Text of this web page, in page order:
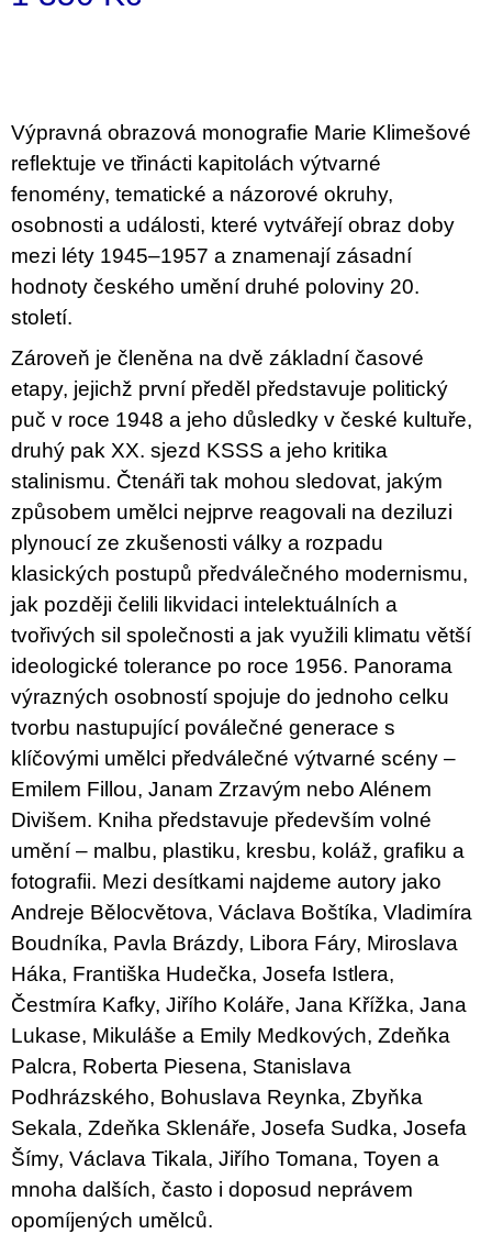
Výpravná obrazová monografie Marie Klimešové
reflektuje ve třinácti kapitolách výtvarné
fenomény, tematické a názorové okruhy,
osobnosti a události, které vytvářejí obraz doby
mezi léty 1945–1957 a znamenají zásadní
hodnoty českého umění druhé poloviny 20.
století.
Zároveň je členěna na dvě základní časové
etapy, jejichž první předěl představuje politický
puč v roce 1948 a jeho důsledky v české kultuře,
druhý pak XX. sjezd KSSS a jeho kritika
stalinismu. Čtenáři tak mohou sledovat, jakým
způsobem umělci nejprve reagovali na deziluzi
plynoucí ze zkušenosti války a rozpadu
klasických postupů předválečného modernismu,
jak později čelili likvidaci intelektuálních a
tvořivých sil společnosti a jak využili klimatu větší
ideologické tolerance po roce 1956. Panorama
výrazných osobností spojuje do jednoho celku
tvorbu nastupující poválečné generace s
klíčovými umělci předválečné výtvarné scény –
Emilem Fillou, Janam Zrzavým nebo Alénem
Divišem. Kniha představuje především volné
umění – malbu, plastiku, kresbu, koláž, grafiku a
fotografii. Mezi desítkami najdeme autory jako
Andreje Bělocvětova, Václava Boštíka, Vladimíra
Boudníka, Pavla Brázdy, Libora Fáry, Miroslava
Háka, Františka Hudečka, Josefa Istlera,
Čestmíra Kafky, Jiřího Koláře, Jana Křížka, Jana
Lukase, Mikuláše a Emily Medkových, Zdeňka
Palcra, Roberta Piesena, Stanislava
Podhrázského, Bohuslava Reynka, Zbyňka
Sekala, Zdeňka Sklenáře, Josefa Sudka, Josefa
Šímy, Václava Tikala, Jiřího Tomana, Toyen a
mnoha dalších, často i doposud neprávem
opomíjených umělců.
d
BRUTAL
PRAGUE
165